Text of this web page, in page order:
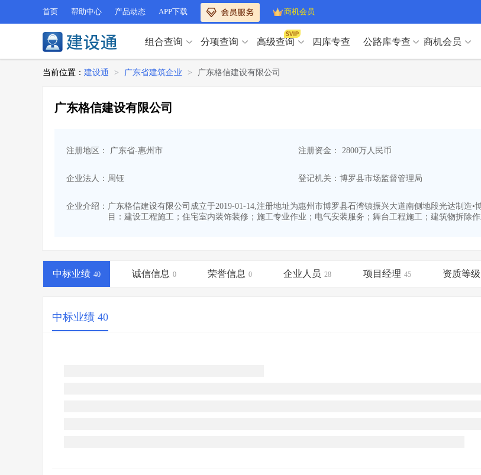
首页 帮助中心 产品动态 APP下载 商机会员
分项查询（VIP）
查资质
查人员
查荣誉
查诚信
招标信息>
公路库专查>
宏观经济>
商机会员
土地交易
省市重点项目 >
组合查询 分项查询 高级查询 四库专查 公路库专查 商机会员
查荣誉>
招标信息>
省库业绩查询
水利库专查 >
组合查询-广州>
下浮率>
宏观经济 > 建企舆情
政策规划> 招投标规则>
业主专查
当前位置： 建设通 > 广东省建筑企业 > 广东格信建设有限公司
广东格信建设有限公司
注册地区： 广东省-惠州市 注册资金： 2800万人民币
企业法人：周钰 登记机关：博罗县市场监督管理局
企业介绍： 广东格信建设有限公司成立于2019-01-14,注册地址为惠州市博罗县石湾镇振兴大道南侧地段光达制造
目：建设工程施工；住宅室内装饰装修；施工专业作业；电气安装服务；舞台工程施工；建筑物拆除
中标业绩 40 诚信信息 0 荣誉信息 0 企业人员 28 项目经理 45 资质等级
中标业绩 40